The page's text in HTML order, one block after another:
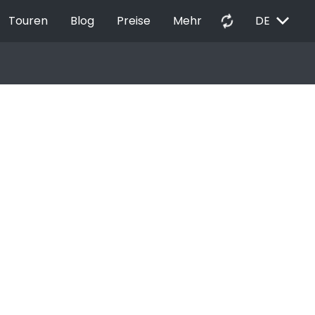
Touren Blog Preise Mehr autorenew DE EXPAND_MORE